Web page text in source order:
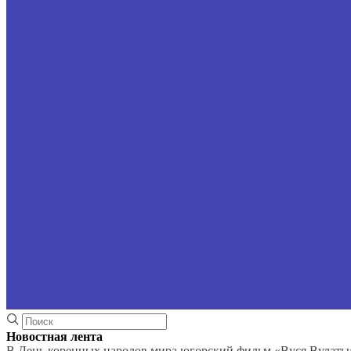
Новостная лента